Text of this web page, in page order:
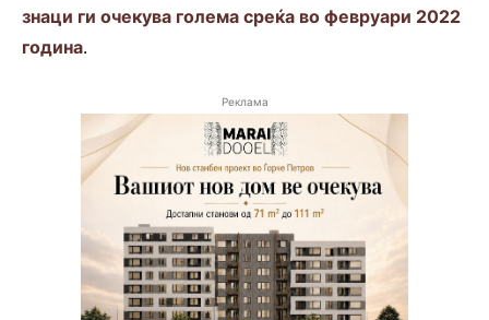
знаци ги очекува голема среќа во февруари 2022
година.
Реклама